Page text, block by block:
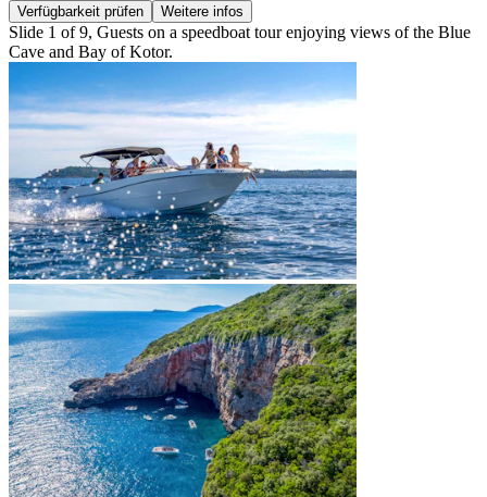
Verfügbarkeit prüfen Weitere infos
Slide 1 of 9, Guests on a speedboat tour enjoying views of the Blue
Cave and Bay of Kotor.